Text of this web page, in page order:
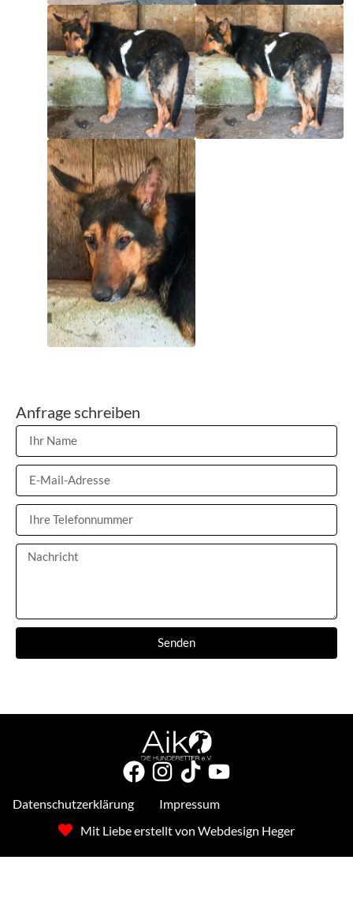
Anfrage schreiben
Senden
Datenschutzerklärung
Impressum
Mit Liebe erstellt von Webdesign Heger